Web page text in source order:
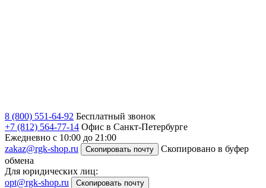
8 (800) 551-64-92 Бесплатный звонок
+7 (812) 564-77-14 Офис в Санкт-Петербурге
Ежедневно с 10:00 до 21:00
zakaz@rgk-shop.ru
Скопировать почту
Скопировано в буфер
обмена
Для юридических лиц:
opt@rgk-shop.ru
Скопировать почту